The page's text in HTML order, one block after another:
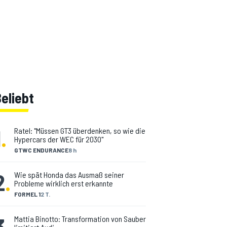
. GTWC ENDURANCE8 h
Ratel: "Müssen GT3 überdenken, so wie die
Hypercars der WEC für 2030"
. FORMEL 12 T.
Wie spät Honda das Ausmaß seiner
Probleme wirklich erst erkannte
Mattia Binotto: Transformation von Sauber